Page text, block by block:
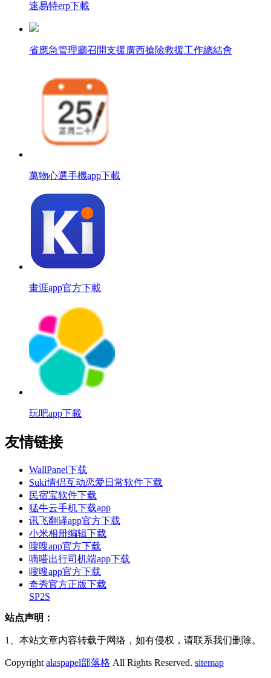
速易特erp下載
省應急管理廳召開支援廣西搶險救援工作總結會
萬物心選手機app下載
畫涯app官方下載
玩吧app下載
友情链接
WallPanel下载
Suki情侣互动恋爱日常软件下载
民宿宝软件下载
猛牛云手机下载app
讯飞翻译app官方下载
小米相册编辑下载
嗖嗖app官方下载
嘀嗒出行司机端app下载
嗖嗖app官方下载
奇秀官方正版下载
SP2S
站点声明：
1、本站文章内容转载于网络，如有侵权，请联系我们删除。
Copyright alaspapel部落格 All Rights Reserved. sitemap